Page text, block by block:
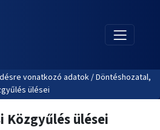
vonatkozó adatok / Döntéshozatal,
ülései
Közgyűlés ülései